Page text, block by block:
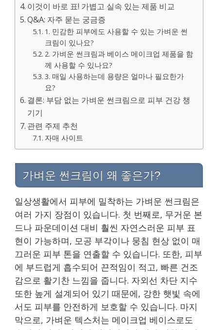
이것이 바로 표! 가볍고 실속 있는 제품 비교
Q&A: 자주 묻는 궁금증
1. 민감한 피부에도 사용할 수 있는 가벼운 썬
크림이 있나요?
2. 가벼운 썬크림과 베이스 메이크업 제품을 함
께 사용할 수 있나요?
3. 매일 사용하는데 용량은 얼마나 필요한가
요?
결론: 부담 없는 가벼운 썬크림으로 피부 건강 챙
기기
관련 주제 추천
자매 사이트
가벼운 썬크림이 왜 좋은가?
일상생활에서 피부에 밀착하는 가벼운 썬크림은
여러 가지 장점이 있습니다. 첫 번째로, 무거운 본
드나 파운데이션 대비 훨씬 자연스러운 피부 표
현이 가능하며, 모공 부각이나 뭉침 현상 없이 매
끄러운 피부 톤을 연출할 수 있습니다. 또한, 피부
에 부드럽게 흡수되어 끈적임이 적고, 빠른 건조
감으로 활기찬 느낌을 줍니다. 자외선 차단 지수
또한 높게 설계되어 있기 때문에, 강한 햇빛 속에
서도 피부를 안전하게 보호할 수 있습니다. 마지
막으로, 가벼운 텍스처는 메이크업 베이스로도